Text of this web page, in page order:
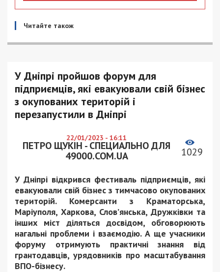
Читайте також
У Дніпрі пройшов форум для
підприємців, які евакуювали свій бізнес
з окупованих територій і
перезапустили в Дніпрі
22/01/2023 - 16:11
ПЕТРО ЩУКІН - СПЕЦИАЛЬНО ДЛЯ
49000.COM.UA
1029
У Дніпрі відкрився фестиваль підприємців, які
евакуювали свій бізнес з тимчасово окупованих
територій. Комерсанти з Краматорська,
Маріуполя, Харкова, Слов’янська, Дружківки та
інших міст діляться досвідом, обговорюють
нагальні проблеми і взаємодію. А ще учасники
форуму отримують практичні знання від
грантодавців, урядовників про масштабування
ВПО-бізнесу.